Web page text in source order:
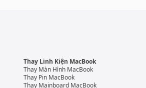
Thay Linh Kiện MacBook
Thay Màn Hình MacBook
Thay Pin MacBook
Thay Mainboard MacBook